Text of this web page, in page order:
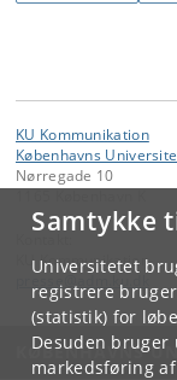
Samtykke
Universitetet
registrere
(statistik) for
Desuden
markedsføring
KU Kommunikation
Københavns
Nørregade 10
KU Kommunikation
KØBENHAVNS